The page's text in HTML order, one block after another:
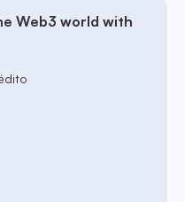
Web3 world with